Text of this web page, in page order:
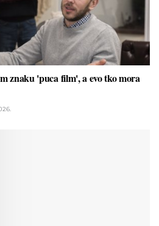
znaku 'puca film', a evo tko mora